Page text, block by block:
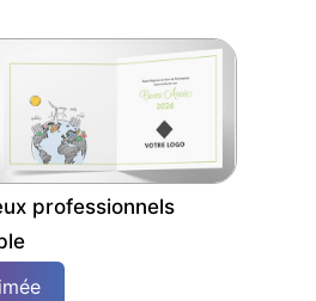
professionnels